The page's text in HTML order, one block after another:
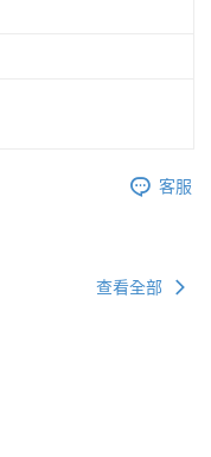
客服
查看全部